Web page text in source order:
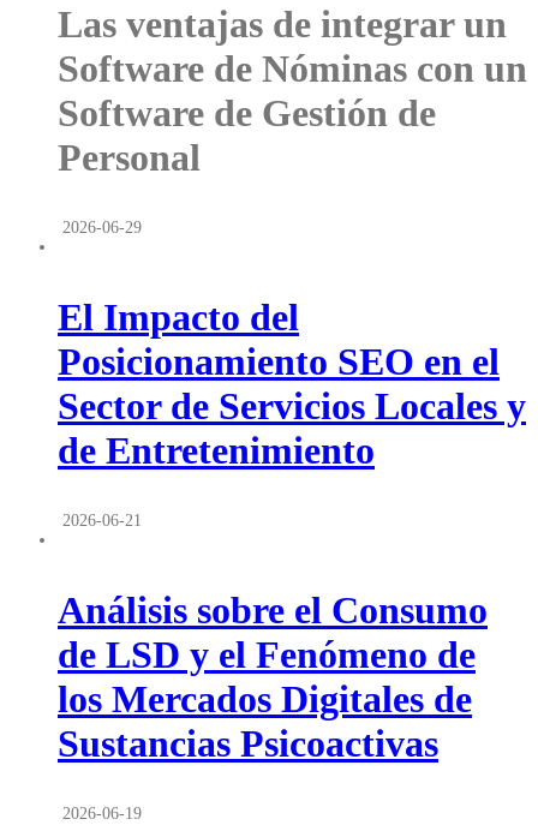
Las ventajas de integrar un
Software de Nóminas con un
Software de Gestión de
Personal
2026-06-29
El Impacto del
Posicionamiento SEO en el
Sector de Servicios Locales y
de Entretenimiento
2026-06-21
Análisis sobre el Consumo
de LSD y el Fenómeno de
los Mercados Digitales de
Sustancias Psicoactivas
2026-06-19